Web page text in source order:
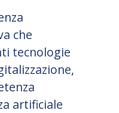
che
tecnologie
artificiale